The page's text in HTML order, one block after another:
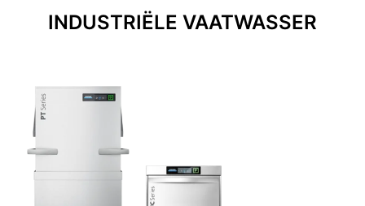
INDUSTRIËLE VAATWASSER